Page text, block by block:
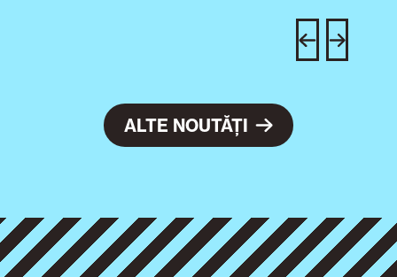
ALTE NOUTĂȚI